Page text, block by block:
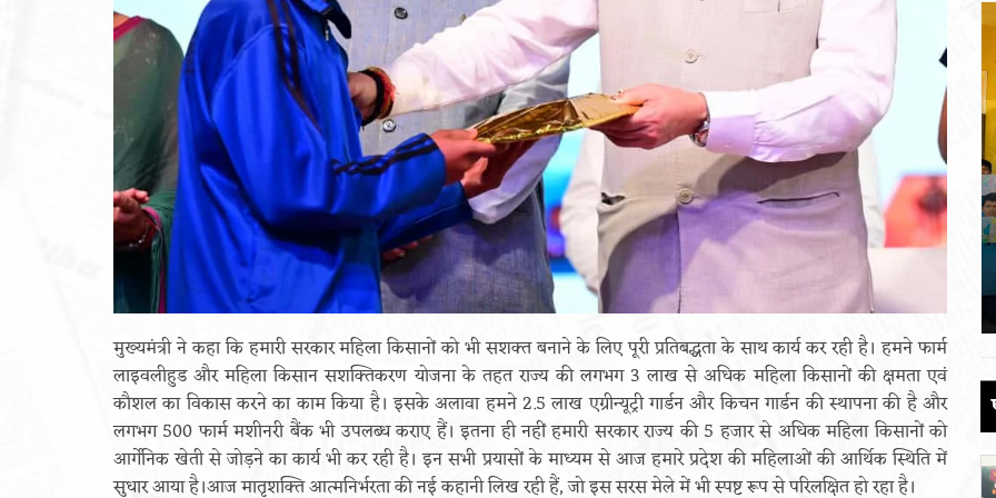
मुख्यमंत्री ने कहा कि हमारी सरकार महिला किसानों को भी सशक्त बनाने के लिए पूरी प्रतिबद्धता के साथ कार्य कर रही है। हमने फार्म
लाइवलीहुड और महिला किसान सशक्तिकरण योजना के तहत राज्य की लगभग 3 लाख से अधिक महिला किसानों की क्षमता एवं
कौशल का विकास करने का काम किया है। इसके अलावा हमने 2.5 लाख एग्रीन्यूट्री गार्डन और किचन गार्डन की स्थापना की है और
लगभग 500 फार्म मशीनरी बैंक भी उपलब्ध कराए हैं। इतना ही नहीं हमारी सरकार राज्य की 5 हजार से अधिक महिला किसानों को
आर्गेनिक खेती से जोड़ने का कार्य भी कर रही है। इन सभी प्रयासों के माध्यम से आज हमारे प्रदेश की महिलाओं की आर्थिक स्थिति में
सुधार आया है।आज मातृशक्ति आत्मनिर्भरता की नई कहानी लिख रही हैं, जो इस सरस मेले में भी स्पष्ट रूप से परिलक्षित हो रहा है।
खंडूड़ी और जसपाल राणा को मंत्रिमंडल की
श्रद्धांजलि
June 19, 2026
पौड़ी को 110 करोड़ की विकास योजनाओं की
सौगात
June 17, 2026